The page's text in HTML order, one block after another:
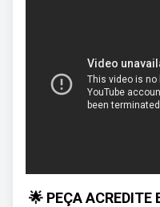
🌟 PEÇA ACREDITE